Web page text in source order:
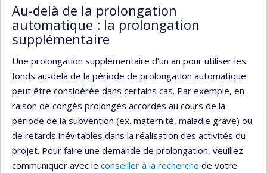
Au-delà de la prolongation
automatique : la prolongation
supplémentaire
Une prolongation supplémentaire d’un an pour utiliser les
fonds au-delà de la période de prolongation automatique
peut être considérée dans certains cas. Par exemple, en
raison de congés prolongés accordés au cours de la
période de la subvention (ex. maternité, maladie grave) ou
de retards inévitables dans la réalisation des activités du
projet. Pour faire une demande de prolongation, veuillez
communiquer avec le conseiller à la recherche de votre